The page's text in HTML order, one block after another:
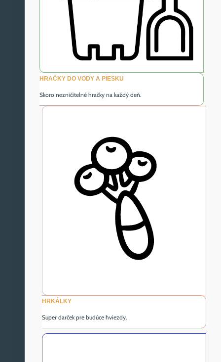
HRAČKY DO VODY A PIESKU
Skoro nezničitelné hračky na každý deň.
HRKÁLKY
Super darček pre budúce hviezdy.